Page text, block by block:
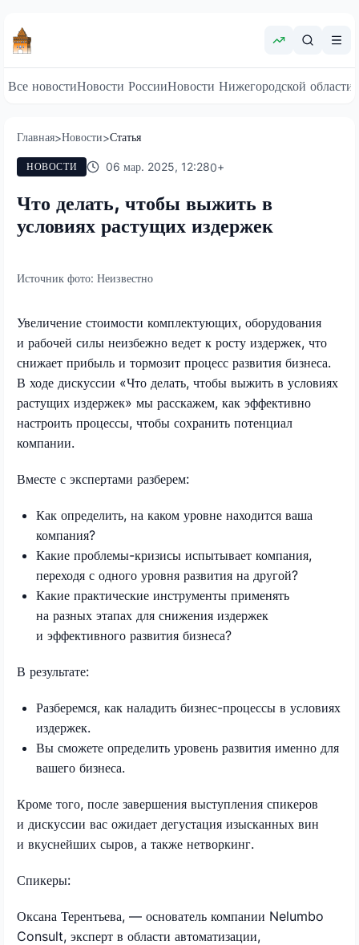
Все новостиНовости РоссииНовости Нижегородской области
Главная>Новости>Статья
НОВОСТИ 06 мар. 2025, 12:280+
Что делать, чтобы выжить в
условиях растущих издержек
Источник фото: Неизвестно
Увеличение стоимости комплектующих, оборудования
и рабочей силы неизбежно ведет к росту издержек, что
снижает прибыль и тормозит процесс развития бизнеса.
В ходе дискуссии «Что делать, чтобы выжить в условиях
растущих издержек» мы расскажем, как эффективно
настроить процессы, чтобы сохранить потенциал
компании.
Вместе с экспертами разберем:
Как определить, на каком уровне находится ваша
компания?
Какие проблемы-кризисы испытывает компания,
переходя с одного уровня развития на другой?
Какие практические инструменты применять
на разных этапах для снижения издержек
и эффективного развития бизнеса?
В результате:
Разберемся, как наладить бизнес-процессы в условиях
издержек.
Вы сможете определить уровень развития именно для
вашего бизнеса.
Кроме того, после завершения выступления спикеров
и дискуссии вас ожидает дегустация изысканных вин
и вкуснейших сыров, а также нетворкинг.
Спикеры:
Оксана Терентьева, — основатель компании Nelumbo
Consult, эксперт в области автоматизации,